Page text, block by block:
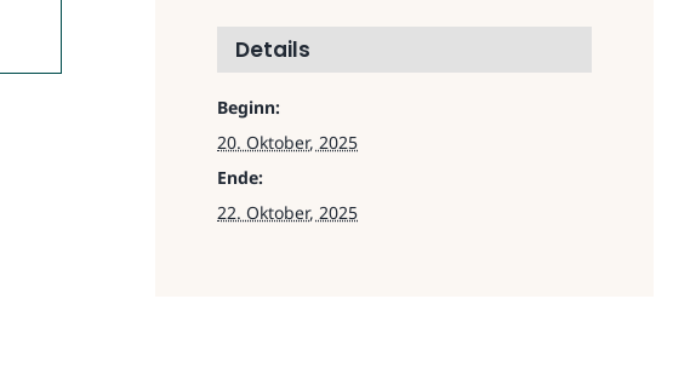
Details
Beginn:
20. Oktober, 2025
Ende:
22. Oktober, 2025